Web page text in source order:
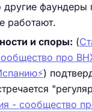
другие
работают.
и споры: (
про
)
- сообщество